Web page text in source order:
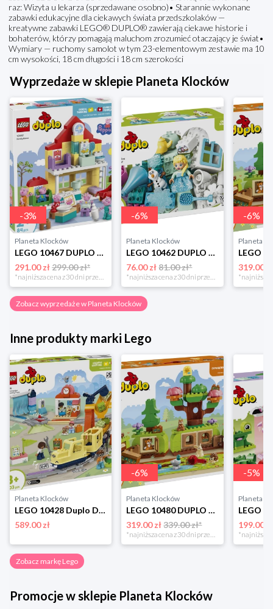
raz: Wizyta u lekarza (sprzedawane osobno)• Starannie wykonane
zabawki edukacyjne dla ciekawych świata przedszkolaków —
kreatywne zabawki LEGO® DUPLO® zawierają ciekawe historie i
bohaterów, którzy pomagają maluchom zrozumieć otaczający je świat•
Wymiary — ruchomy samolot w tym 23-elementowym zestawie ma 10
cm wysokości, 18 cm długości i 18 cm szerokości
Wyprzedaże w sklepie Planeta Klocków
-3%
Planeta Klocków
LEGO 10467 DUPLO Dom rodzinny Lego
291.00 zł299.00 zł*
*najniższa cena z 30 dni przed obniżką
-6%
Planeta Klocków
LEGO 10462 DUPLO Kraina lodu: Kreatywne pudełko z Elzą i Olafem Lego
76.00 zł 81.00 zł*
*najniższa cena z 30 dni przed obniżką
-6%
Planeta
319.00 zł
Zobacz wyprzedaże w Planeta Klocków
Inne produkty marki Lego
Planeta Klocków
LEGO 10428 Duplo Duży interaktywny pociąg miejski Lego
589.00 zł
-6%
Planeta Klocków
LEGO 10480 DUPLO Las odkrywców z dzikimi zwierzętami Lego
319.00 zł 339.00 zł*
-5%
Planeta
199.00 zł
Zobacz markę Lego
Promocje w sklepie Planeta Klocków